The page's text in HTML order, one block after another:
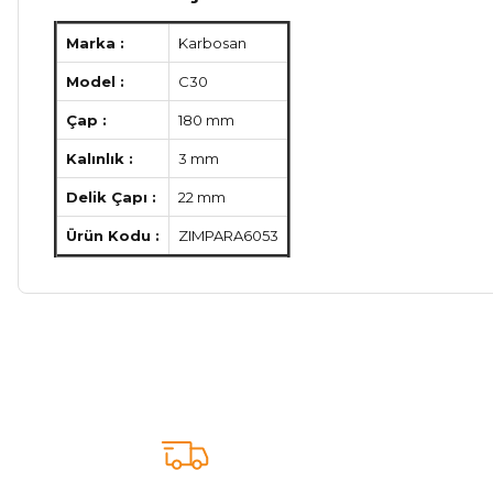
Marka : Karbosan
Model : C30
Çap : 180 mm
Kalınlık : 3 mm
Delik Çapı : 22 mm
Ürün Kodu : ZIMPARA6053
Ürün açıklamasında eksik bilgiler bulunuyor.